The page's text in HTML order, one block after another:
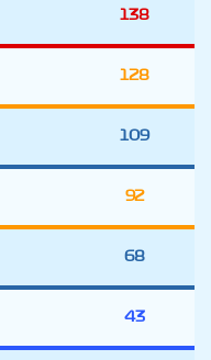
138
128
109
92
68
43